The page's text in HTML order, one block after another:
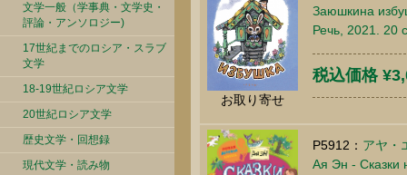
文学一般（学事典・文学史・
評論・アンソロジー)
17世紀までのロシア・スラブ
文学
18-19世紀ロシア文学
20世紀ロシア文学
歴史文学・回想録
現代文学・読み物
お取り寄せ
Заюшкина
Речь, 2021. 20
税込価格
P5912： アヤ・
Ая Эн - Сказки